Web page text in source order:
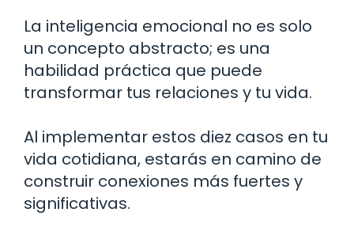
La inteligencia emocional no es solo
un concepto abstracto; es una
habilidad práctica que puede
transformar tus relaciones y tu vida.
Al implementar estos diez casos en tu
vida cotidiana, estarás en camino de
construir conexiones más fuertes y
significativas.